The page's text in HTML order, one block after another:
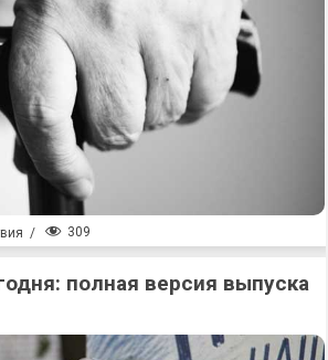
/ 309
полная версия выпуска